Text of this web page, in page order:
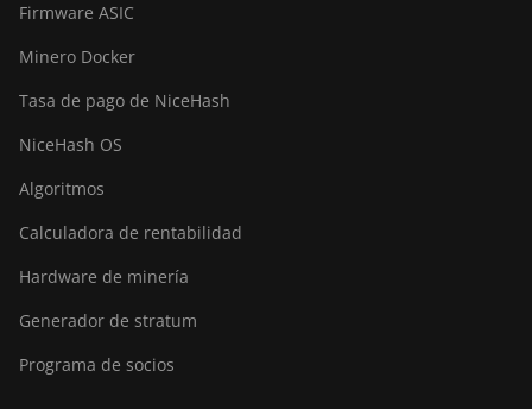
Firmware ASIC
Minero Docker
Tasa de pago de NiceHash
NiceHash OS
Algoritmos
Calculadora de rentabilidad
Hardware de minería
Generador de stratum
Programa de socios